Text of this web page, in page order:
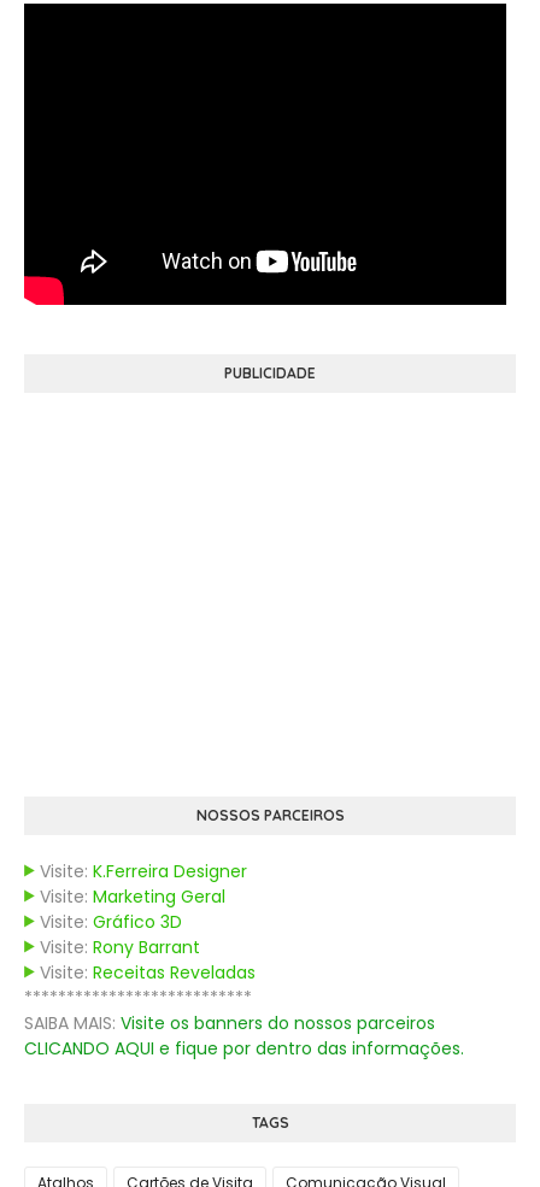
PUBLICIDADE
NOSSOS PARCEIROS
Visite: K.Ferreira Designer
Visite: Marketing Geral
Visite: Gráfico 3D
Visite: Rony Barrant
Visite: Receitas Reveladas
***************************
SAIBA MAIS: Visite os banners do nossos parceiros
CLICANDO AQUI e fique por dentro das informações.
TAGS
Atalhos Cartões de Visita Comunicação Visual